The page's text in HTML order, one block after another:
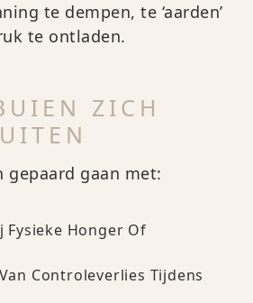
te dempen, te ‘aarden’
te ontladen.
ZICH
gepaard gaan met:
Fysieke Honger Of
Controleverlies Tijdens